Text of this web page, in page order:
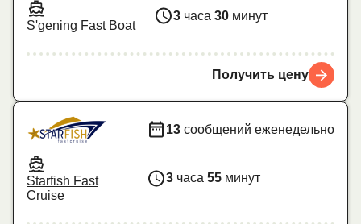
S'gening Fast Boat
3 часа 30 минут
Получить цену
Starfish Fast
Cruise
13 сообщений еженедельно
3 часа 55 минут